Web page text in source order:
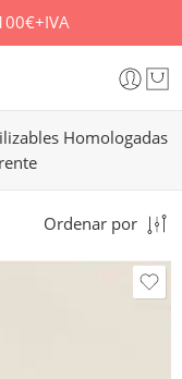
Homologadas
Ordenar por